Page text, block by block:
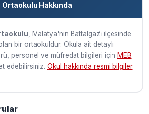
Ortaokulu Hakkında
, Malatya'nın Battalgazi̇ ilçesinde
bir ortaokuldur. Okula ait detaylı
personel ve müfredat bilgileri için MEB
edebilirsiniz. Okul hakkında resmi bilgiler